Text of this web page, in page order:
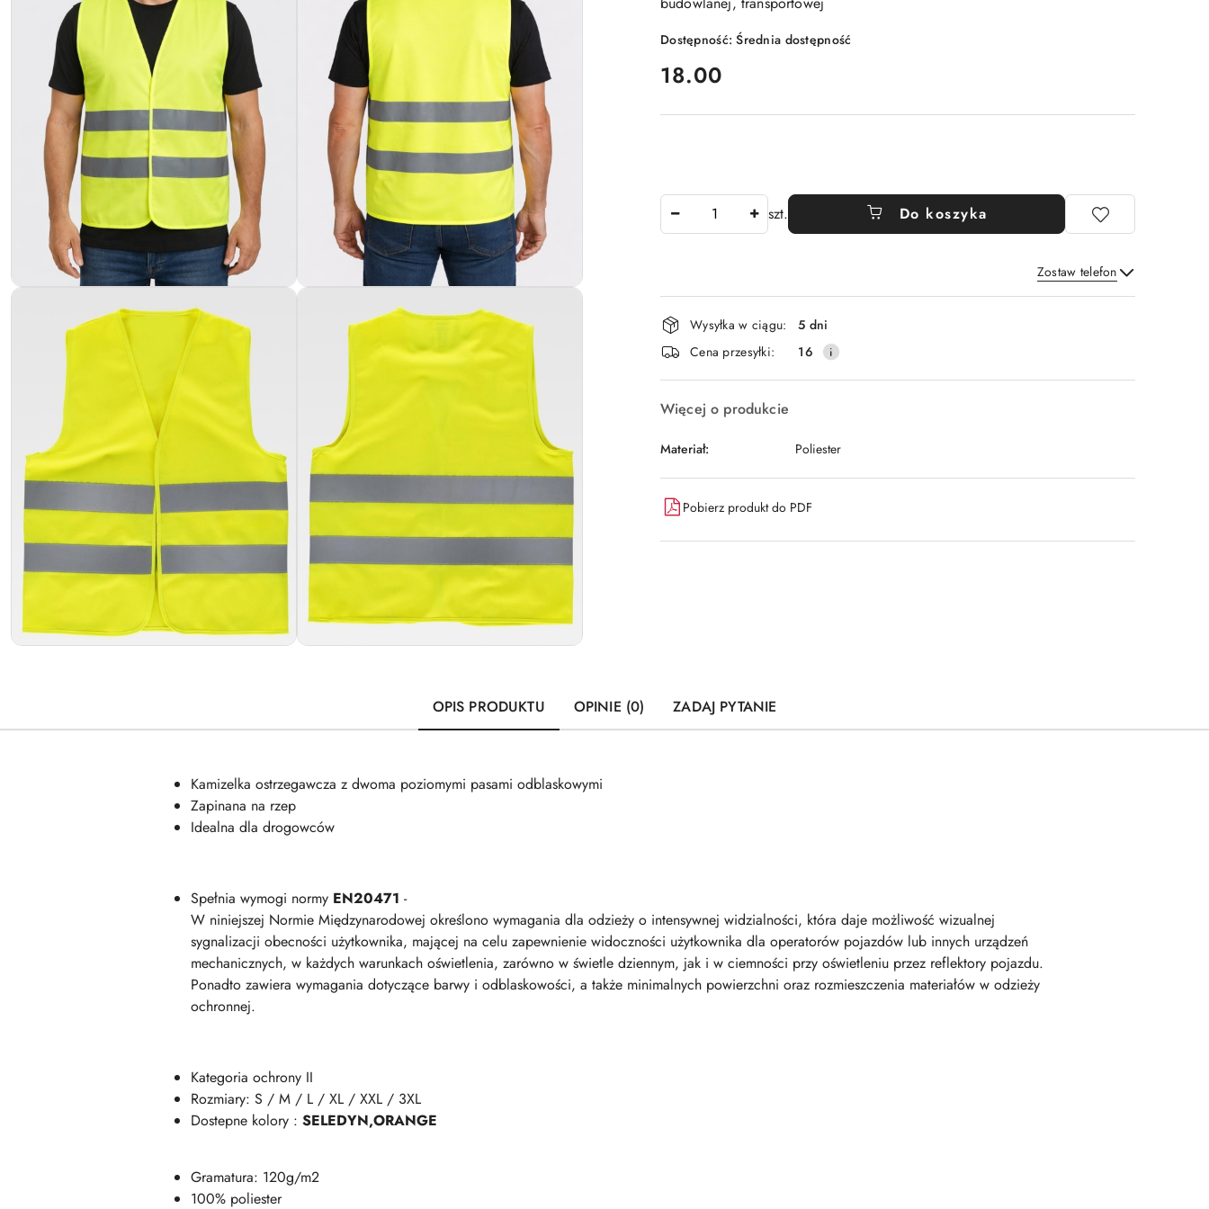
Dostępność:Średnia dostępność
cena:
18.00
szt. Do koszyka
Zostaw telefon
Wyślij
Dostępność
i
dostawa
Wysyłka w ciągu:
5 dni
Cena przesyłki:
16
Więcej o produkcie
Materiał: Poliester
Pobierz produkt do PDF
OPIS PRODUKTU OPINIE (0) ZADAJ PYTANIE
Kamizelka ostrzegawcza z dwoma poziomymi pasami odblaskowymi
Zapinana na rzep
Idealna dla drogowców
Spełnia wymogi normy EN20471 -
W niniejszej Normie Międzynarodowej określono wymagania dla odzieży o intensywnej widzialności, która daje możliwość wizualnej
sygnalizacji obecności użytkownika, mającej na celu zapewnienie widoczności użytkownika dla operatorów pojazdów lub innych urządzeń
mechanicznych, w każdych warunkach oświetlenia, zarówno w świetle dziennym, jak i w ciemności przy oświetleniu przez reflektory pojazdu.
Ponadto zawiera wymagania dotyczące barwy i odblaskowości, a także minimalnych powierzchni oraz rozmieszczenia materiałów w odzieży
ochronnej.
Kategoria ochrony II
Rozmiary: S / M / L / XL / XXL / 3XL
Dostepne kolory : SELEDYN,ORANGE
Gramatura: 120g/m2
100% poliester